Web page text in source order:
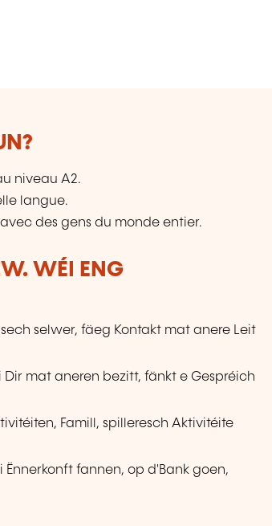
niveau A2.
langue.
des gens du monde entier.
WÉI ENG
selwer, fäeg Kontakt mat anere Leit
mat aneren bezitt, fänkt e Gespréich
Famill, spilleresch Aktivitéite
fannen, op d'Bank goen,